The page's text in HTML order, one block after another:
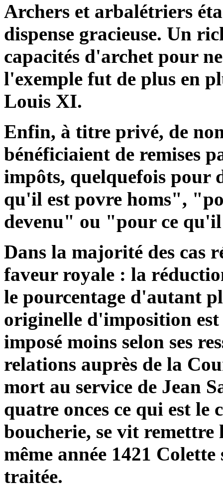
Archers et arbalétriers
dispense gracieuse. Un
capacités d'archet pour
l'exemple fut de plus en
Louis XI.
Enfin, à titre privé, de
bénéficiaient de remises
impôts, quelquefois pour
qu'il est povre homs",
devenu" ou "pour ce
Dans la majorité des cas
faveur royale : la
le pourcentage d'autant
originelle d'imposition est
imposé moins selon ses
relations auprès de la
mort au service de Jean
quatre onces ce qui est
boucherie, se vit
même année 1421
traitée.